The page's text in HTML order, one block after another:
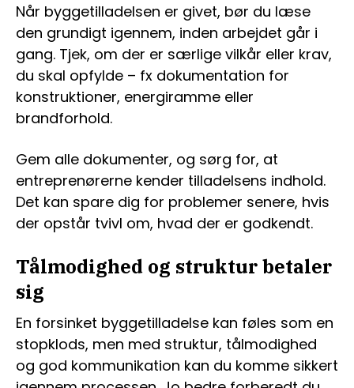
Når byggetilladelsen er givet, bør du læse
den grundigt igennem, inden arbejdet går i
gang. Tjek, om der er særlige vilkår eller krav,
du skal opfylde – fx dokumentation for
konstruktioner, energiramme eller
brandforhold.
Gem alle dokumenter, og sørg for, at
entreprenørerne kender tilladelsens indhold.
Det kan spare dig for problemer senere, hvis
der opstår tvivl om, hvad der er godkendt.
Tålmodighed og struktur betaler
sig
En forsinket byggetilladelse kan føles som en
stopklods, men med struktur, tålmodighed
og god kommunikation kan du komme sikkert